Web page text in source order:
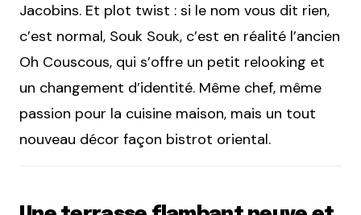
Jacobins. Et plot twist : si le nom vous dit rien,
c’est normal, Souk Souk, c’est en réalité l’ancien
Oh Couscous, qui s’offre un petit relooking et
un changement d’identité. Même chef, même
passion pour la cuisine maison, mais un tout
nouveau décor façon bistrot oriental.